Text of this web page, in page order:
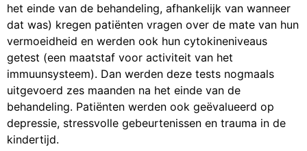
het einde van de behandeling, afhankelijk van wanneer
dat was) kregen patiënten vragen over de mate van hun
vermoeidheid en werden ook hun cytokineniveaus
getest (een maatstaf voor activiteit van het
immuunsysteem). Dan werden deze tests nogmaals
uitgevoerd zes maanden na het einde van de
behandeling. Patiënten werden ook geëvalueerd op
depressie, stressvolle gebeurtenissen en trauma in de
kindertijd.